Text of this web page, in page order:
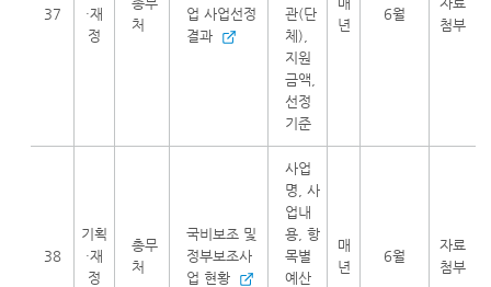
37
·재
정
처
업 사업선정
결과
관(단
체),
지원
금액,
선정
기준
년
6월
첨부
38
기획
·재
정
총무
처
국비보조 및
정부보조사
업 현황
사업
명, 사
업내
용, 항
목별
예산
매
년
6월
자료
첨부